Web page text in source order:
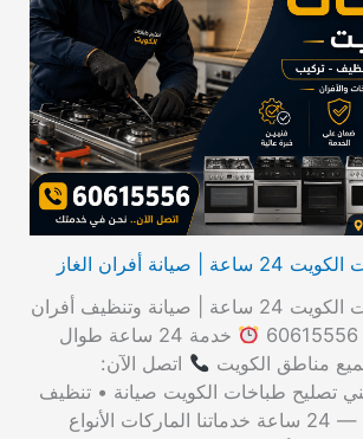
أفران الغاز
فني تصليح طباخات الكويت 24 ساعة | صيانة وتنظيف أفران
خدمة 24 ساعة طوال
مناطق الكويت
اتصل الآن:
تصليح طباخات الكويت صيانة • تنظيف
• قطع غيار أصلية — 24 ساعة خدماتنا الماركات الأنواع